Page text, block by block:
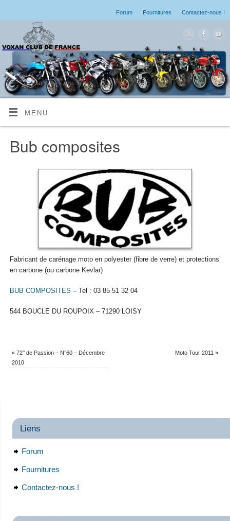
Forum Fournitures Contactez-nous !
MENU
Bub composites
Fabricant de carénage moto en polyester (fibre de verre) et protections
en carbone (ou carbone Kevlar)
BUB COMPOSITES – Tel : 03 85 51 32 04
544 BOUCLE DU ROUPOIX – 71290 LOISY
«72° de Passion – N°60 – Décembre
2010
Moto Tour 2011»
Liens
Forum
Fournitures
Contactez-nous !